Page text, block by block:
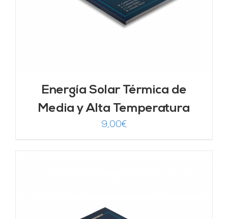
Energía Solar Térmica de
Media y Alta Temperatura
9,00€